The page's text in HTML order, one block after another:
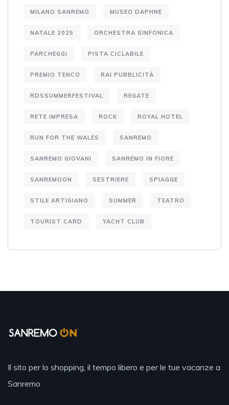
MILANO SANREMO MUSEO DAPHNE
NATALE 2025 ORCHESTRA SINFONICA
PARCHEGGI PISTA CICLABILE
PREMIO TENCO RAI PUBBLICITÀ
RDSSUMMERFESTIVAL REGATE
RETE IMPRESA ROCK ROYAL HOTEL
RUN FOR THE WALES SANREMO
SANREMO GIOVANI SANREMO IN FIORE
SANREMOON SESTRIERE SPIAGGE
STILE ARTIGIANO SUMMER TEATRO
TOURIST CARD YACHT CLUB
Il sito per lo shopping, il tempo libero e per le tue vacanze a
Sanremo